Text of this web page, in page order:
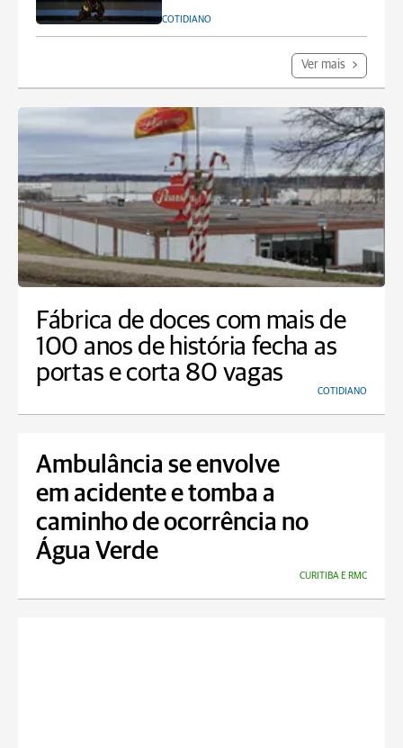
COTIDIANO
Ver mais
Fábrica de doces com mais de
100 anos de história fecha as
portas e corta 80 vagas
COTIDIANO
Ambulância se envolve
em acidente e tomba a
caminho de ocorrência no
Água Verde
CURITIBA E RMC